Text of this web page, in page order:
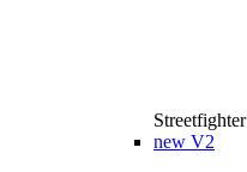
Streetfighter
new V2